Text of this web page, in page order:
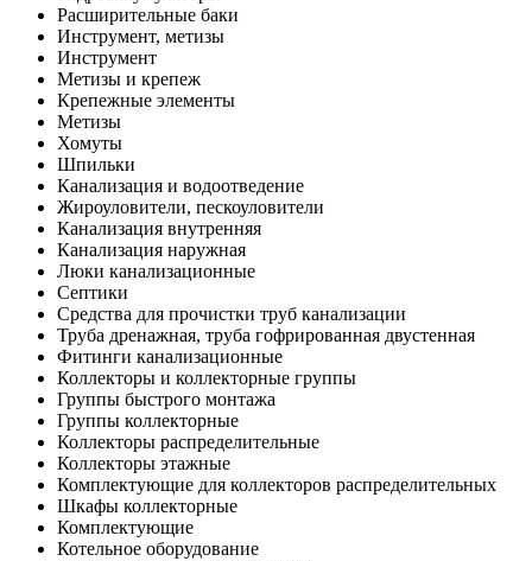
Расширительные баки
Инструмент, метизы
Инструмент
Метизы и крепеж
Крепежные элементы
Метизы
Хомуты
Шпильки
Канализация и водоотведение
Жироуловители, пескоуловители
Канализация внутренняя
Канализация наружная
Люки канализационные
Септики
Средства для прочистки труб канализации
Труба дренажная, труба гофрированная двустенная
Фитинги канализационные
Коллекторы и коллекторные группы
Группы быстрого монтажа
Группы коллекторные
Коллекторы распределительные
Коллекторы этажные
Комплектующие для коллекторов распределительных
Шкафы коллекторные
Комплектующие
Котельное оборудование